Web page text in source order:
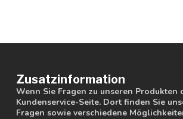
Zusatzinformation
Wenn Sie Fragen zu unseren Produkten
Kundenservice-Seite. Dort finden Sie
Fragen sowie verschiedene